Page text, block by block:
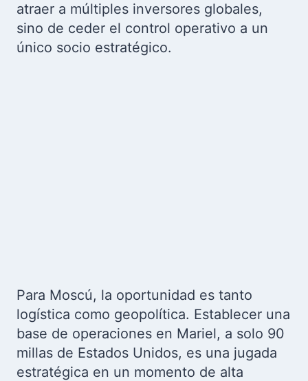
atraer a múltiples inversores globales,
sino de ceder el control operativo a un
único socio estratégico.
Para Moscú, la oportunidad es tanto
logística como geopolítica. Establecer una
base de operaciones en Mariel, a solo 90
millas de Estados Unidos, es una jugada
estratégica en un momento de alta